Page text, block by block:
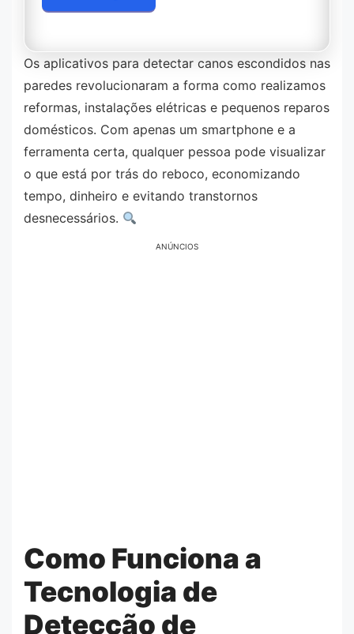
Os aplicativos para detectar canos escondidos nas
paredes revolucionaram a forma como realizamos
reformas, instalações elétricas e pequenos reparos
domésticos. Com apenas um smartphone e a
ferramenta certa, qualquer pessoa pode visualizar
o que está por trás do reboco, economizando
tempo, dinheiro e evitando transtornos
desnecessários.
ANÚNCIOS
Como Funciona a
Tecnologia de
Detecção de